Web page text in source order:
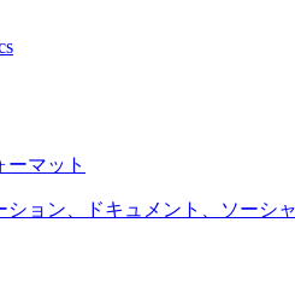
ーマット
ション、ドキュメント、ソーシ